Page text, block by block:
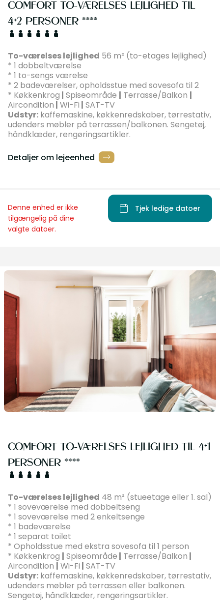
COMFORT TO-VÆRELSES LEJLIGHED TIL
4+2 PERSONER ****
To-værelses lejlighed 56 m² (to-etages lejlighed)
* 1 dobbeltværelse
* 1 to-sengs værelse
* 2 badeværelser, opholdsstue med sovesofa til 2
* Køkkenkrog | Spiseområde | Terrasse/Balkon |
Aircondition | Wi-Fi | SAT-TV
Udstyr: kaffemaskine, køkkenredskaber, tørrestativ,
udendørs møbler på terrassen/balkonen. Sengetøj,
håndklæder, rengøringsartikler.
Detaljer om lejeenhed
Denne enhed er ikke
tilgængelig på dine
valgte datoer.
Tjek ledige datoer
COMFORT TO-VÆRELSES LEJLIGHED TIL 4+1
PERSONER ****
To-værelses lejlighed 48 m² (stueetage eller 1. sal)
* 1 soveværelse med dobbeltseng
* 1 soveværelse med 2 enkeltsenge
* 1 badeværelse
* 1 separat toilet
* Opholdsstue med ekstra sovesofa til 1 person
* Køkkenkrog | Spiseområde | Terrasse/Balkon |
Aircondition | Wi-Fi | SAT-TV
Udstyr: kaffemaskine, køkkenredskaber, tørrestativ,
udendørs møbler på terrassen eller balkonen.
Sengetøj, håndklæder, rengøringsartikler.